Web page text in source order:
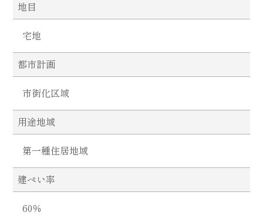
地目
宅地
都市計画
市街化区域
用途地域
第一種住居地域
建ぺい率
60％